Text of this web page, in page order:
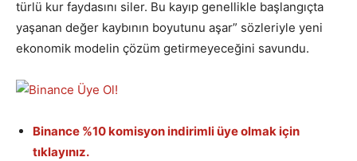
türlü kur faydasını siler. Bu kayıp genellikle başlangıçta
yaşanan değer kaybının boyutunu aşar” sözleriyle yeni
ekonomik modelin çözüm getirmeyeceğini savundu.
Binance %10 komisyon indirimli üye olmak için
tıklayınız.